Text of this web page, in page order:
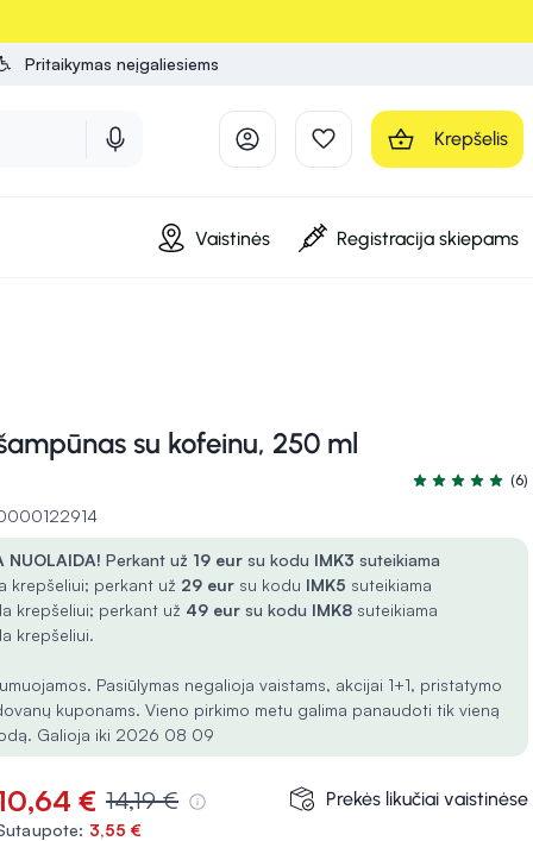
Pritaikymas neįgaliesiems
Krepšelis
Vaistinės Registracija skiepams
su kofeinu, 250 ml
Įvertinimas
(6)
NUOLAIDA! Perkant už 19 eur su kodu IMK3 suteikiama
krepšeliui; perkant už 29 eur su kodu IMK5 suteikiama
krepšeliui; perkant už 49 eur su kodu IMK8 suteikiama
krepšeliui.
Pasiūlymas negalioja vaistams, akcijai 1+1, pristatymo
kuponams. Vieno pirkimo metu galima panaudoti tik vieną
Galioja iki 2026 08 09
€ 14,19 €
3,55 €
Prekės likučiai vaistinėse